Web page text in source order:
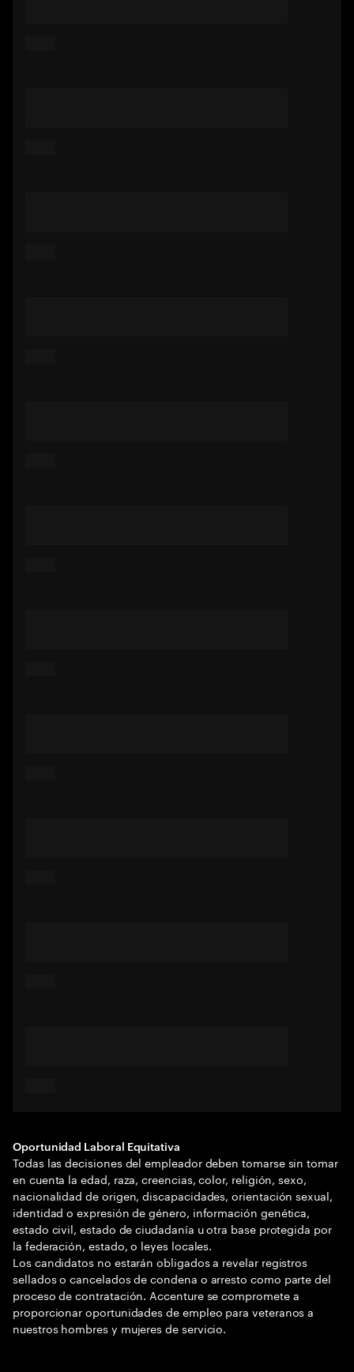
Oportunidad Laboral Equitativa
Todas las decisiones del empleador deben tomarse sin tomar
en cuenta la edad, raza, creencias, color, religión, sexo,
nacionalidad de origen, discapacidades, orientación sexual,
identidad o expresión de género, información genética,
estado civil, estado de ciudadanía u otra base protegida por
la federación, estado, o leyes locales.
Los candidatos no estarán obligados a revelar registros
sellados o cancelados de condena o arresto como parte del
proceso de contratación. Accenture se compromete a
proporcionar oportunidades de empleo para veteranos a
nuestros hombres y mujeres de servicio.